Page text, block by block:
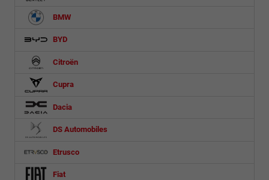
BMW
BYD
Citroën
Cupra
Dacia
DS Automobiles
Etrusco
Fiat